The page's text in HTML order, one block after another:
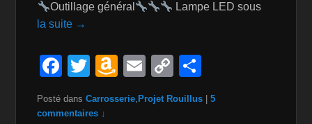
Outillage général
Lampe LED sous
la suite →
F
a
c
T
wi
tt
A
m
a
E
m
ail
C
o
p
ar
ta
Posté dans Carrosserie, Projet Rouillus |5
commentaires ↓